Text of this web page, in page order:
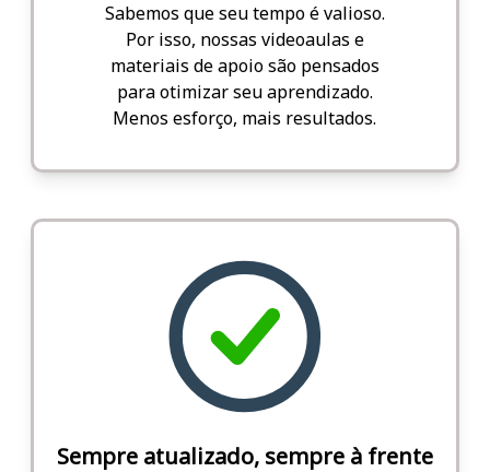
Sabemos que seu tempo é valioso.
Por isso, nossas videoaulas e
materiais de apoio são pensados
para otimizar seu aprendizado.
Menos esforço, mais resultados.
Sempre atualizado, sempre à frente